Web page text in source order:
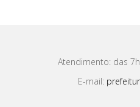
Atendimento: das
E-mail: